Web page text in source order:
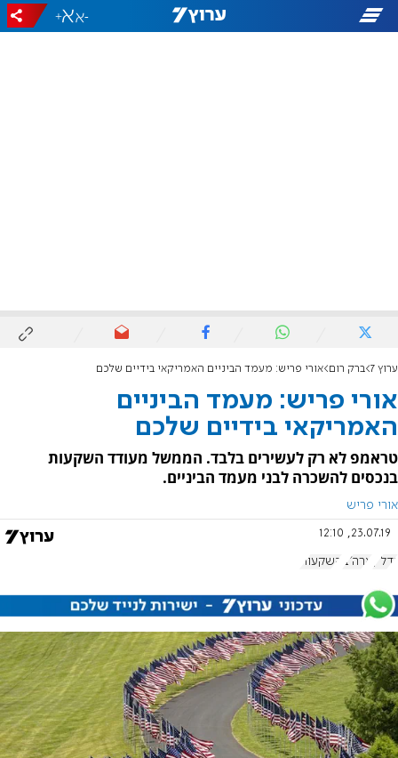
-
+
ערוץ 7 ברק רום אורי פריש: מעמד הביניים האמריקאי בידיים שלכם
אורי פריש: מעמד הביניים
האמריקאי בידיים שלכם
טראמפ לא רק לעשירים בלבד. הממשל מעודד השקעות
בנכסים להשכרה לבני מעמד הביניים.
אורי פריש
23.07.19, 12:10
נדל"ן ארה"ב השקעות